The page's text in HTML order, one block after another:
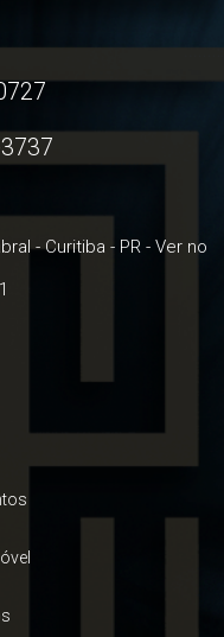
-Curitiba - PR - Ver no